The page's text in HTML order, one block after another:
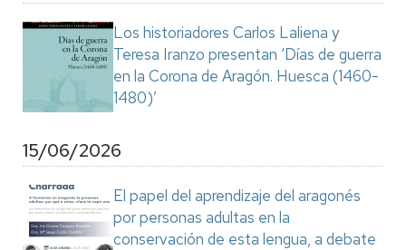
Los historiadores Carlos Laliena y
Teresa Iranzo presentan ‘Días de guerra
en la Corona de Aragón. Huesca (1460-
1480)’
15/06/2026
El papel del aprendizaje del aragonés
por personas adultas en la
conservación de esta lengua, a debate